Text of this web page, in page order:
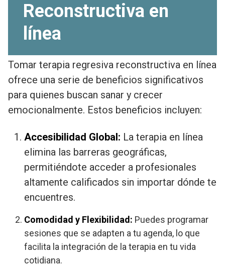
Reconstructiva en
línea
Tomar terapia regresiva reconstructiva en línea
ofrece una serie de beneficios significativos
para quienes buscan sanar y crecer
emocionalmente. Estos beneficios incluyen:
Accesibilidad Global: La terapia en línea
elimina las barreras geográficas,
permitiéndote acceder a profesionales
altamente calificados sin importar dónde te
encuentres.
Comodidad y Flexibilidad: Puedes programar
sesiones que se adapten a tu agenda, lo que
facilita la integración de la terapia en tu vida
cotidiana.